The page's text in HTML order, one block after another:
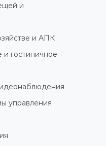
и
и АПК
и гостиничное
управления